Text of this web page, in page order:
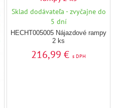
Sklad dodávateľa - zvyčajne do
5 dní
HECHT005005 Nájazdové rampy
2 ks
216,99 € s DPH